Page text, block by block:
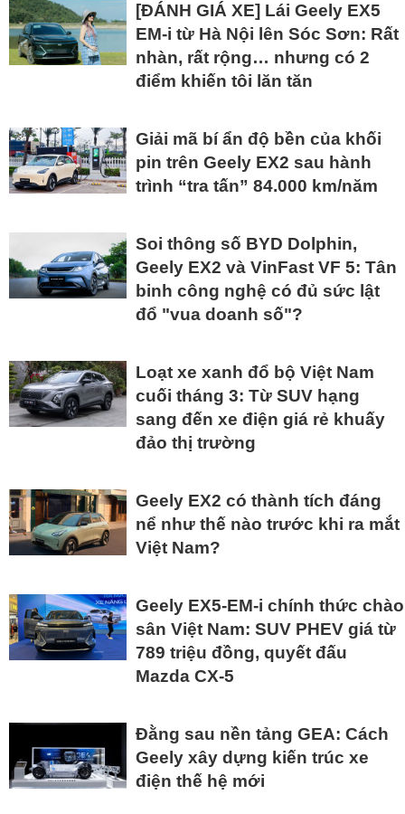
[ĐÁNH GIÁ XE] Lái Geely EX5
EM-i từ Hà Nội lên Sóc Sơn: Rất
nhàn, rất rộng… nhưng có 2
điểm khiến tôi lăn tăn
Giải mã bí ẩn độ bền của khối
pin trên Geely EX2 sau hành
trình “tra tấn” 84.000 km/năm
Soi thông số BYD Dolphin,
Geely EX2 và VinFast VF 5: Tân
binh công nghệ có đủ sức lật
đổ "vua doanh số"?
Loạt xe xanh đổ bộ Việt Nam
cuối tháng 3: Từ SUV hạng
sang đến xe điện giá rẻ khuấy
đảo thị trường
Geely EX2 có thành tích đáng
nể như thế nào trước khi ra mắt
Việt Nam?
Geely EX5-EM-i chính thức chào
sân Việt Nam: SUV PHEV giá từ
789 triệu đồng, quyết đấu
Mazda CX-5
Đằng sau nền tảng GEA: Cách
Geely xây dựng kiến trúc xe
điện thế hệ mới